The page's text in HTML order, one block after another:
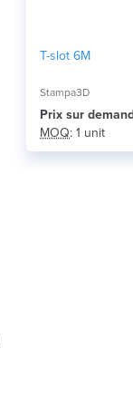
T-slot 6M
Stampa3D
Prix ​​sur
MOQ: 1 unit